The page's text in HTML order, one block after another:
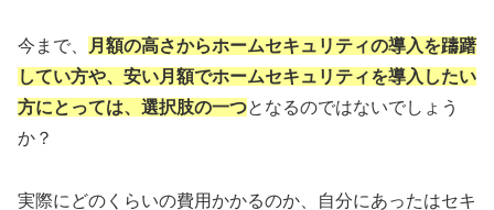
今まで、
月額の高さからホームセキュリティの導入を躊躇
してい方や、安い月額でホームセキュリティを導入したい
方にとっては、選択肢の一つとなるのではないでしょう
か？
実際にどのくらいの費用かかるのか、自分にあったはセキ